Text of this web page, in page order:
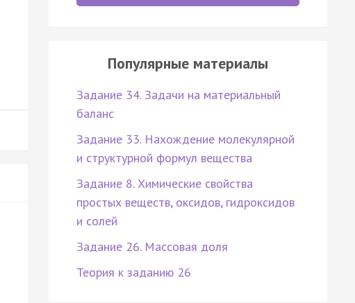
Популярные материалы
Задание 34. Задачи на материальный
баланс
Задание 33. Нахождение молекулярной
и структурной формул вещества
Задание 8. Химические свойства
простых веществ, оксидов, гидроксидов
и солей
Задание 26. Массовая доля
Теория к заданию 26